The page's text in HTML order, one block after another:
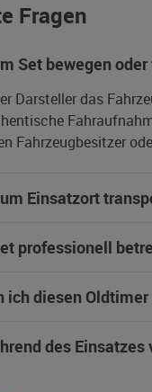
Fragen
Set bewegen
Darsteller das
Fahrzeugbesitzer
Einsatzort
professionell
ich diesen
des Einsatzes